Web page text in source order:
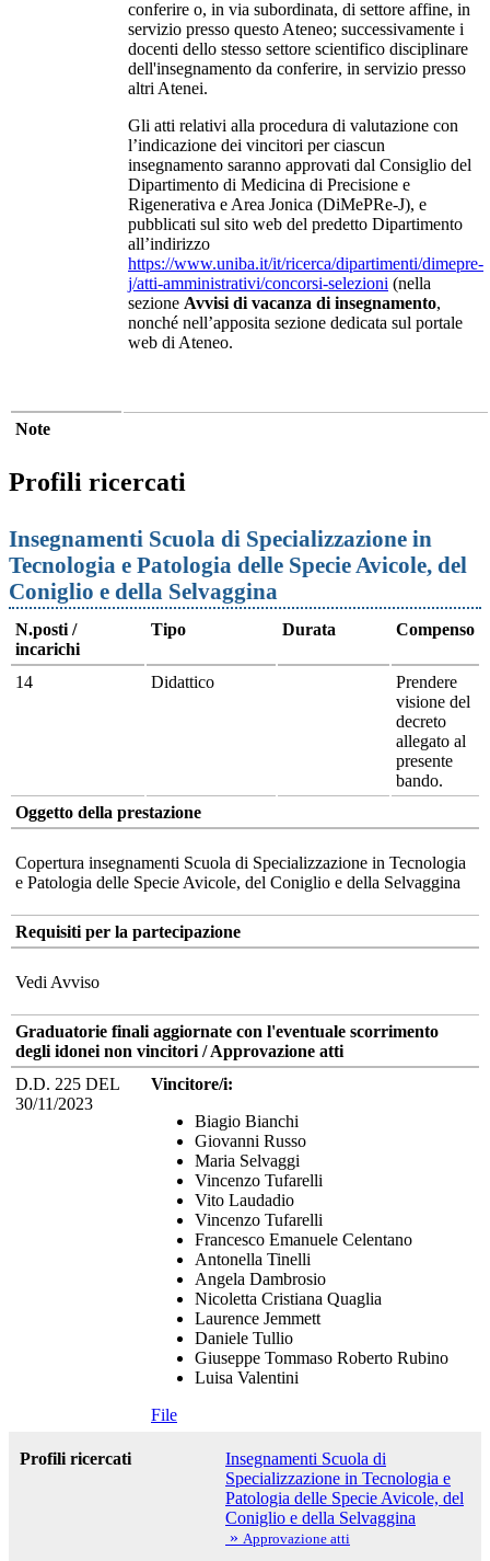
conferire o, in via subordinata, di settore affine, in
servizio presso questo Ateneo; successivamente i
docenti dello stesso settore scientifico disciplinare
dell'insegnamento da conferire, in servizio presso
altri Atenei.
Gli atti relativi alla procedura di valutazione con
l’indicazione dei vincitori per ciascun
insegnamento saranno approvati dal Consiglio del
Dipartimento di Medicina di Precisione e
Rigenerativa e Area Jonica (DiMePRe-J), e
pubblicati sul sito web del predetto Dipartimento
all’indirizzo
https://www.uniba.it/it/ricerca/dipartimenti/dimepre-
j/atti-amministrativi/concorsi-selezioni (nella
sezione Avvisi di vacanza di insegnamento,
nonché nell’apposita sezione dedicata sul portale
web di Ateneo.
Note
Profili ricercati
Insegnamenti Scuola di Specializzazione in
Tecnologia e Patologia delle Specie Avicole, del
Coniglio e della Selvaggina
N.posti /
incarichi
Tipo Durata Compenso
14 Didattico
Prendere
visione del
decreto
allegato al
presente
bando.
Oggetto della prestazione
Copertura insegnamenti Scuola di Specializzazione in Tecnologia
e Patologia delle Specie Avicole, del Coniglio e della Selvaggina
Requisiti per la partecipazione
Vedi Avviso
Graduatorie finali aggiornate con l'eventuale scorrimento
degli idonei non vincitori / Approvazione atti
D.D. 225 DEL
30/11/2023
Vincitore/i:
Biagio Bianchi
Giovanni Russo
Maria Selvaggi
Vincenzo Tufarelli
Vito Laudadio
Vincenzo Tufarelli
Francesco Emanuele Celentano
Antonella Tinelli
Angela Dambrosio
Nicoletta Cristiana Quaglia
Laurence Jemmett
Daniele Tullio
Giuseppe Tommaso Roberto Rubino
Luisa Valentini
File
Profili ricercati
Insegnamenti Scuola di
Specializzazione in Tecnologia e
Patologia delle Specie Avicole, del
Coniglio e della Selvaggina
» Approvazione atti